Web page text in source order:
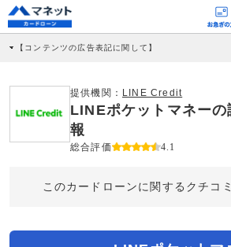
【コンテンツの広告表記に関して】
社に対して企業から紹介報酬が支払われるという収益モ
商品を根拠なくPRするものではなく、当編集部の調査
どに基づき、公平性を担保した情報提供を行っています
提供機関： LINE Credit
LINEポケットマネー
報
総合評価 4.1
このカードローンに関するクチコ